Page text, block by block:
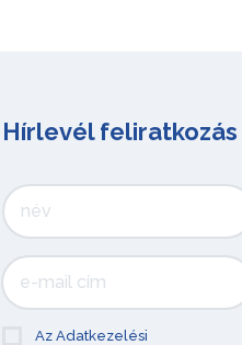
Hírlevél feliratkozás
Az Adatkezelési